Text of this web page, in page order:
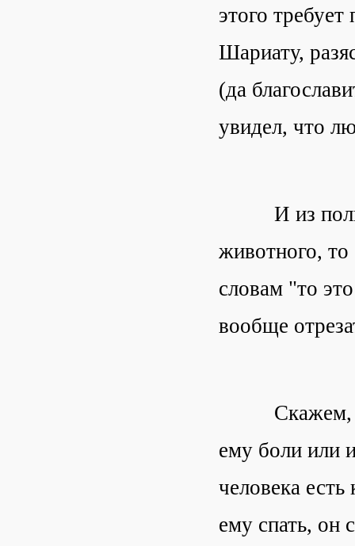
этого
Шариату,
(да
увидел, что
И из польз
животного, то
словам "то
вообще
Скажем,
ему боли или
человека
ему спать, он